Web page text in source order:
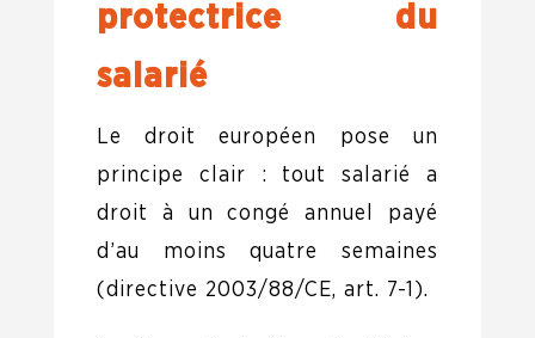
protectrice du
salarié
Le droit européen pose un
principe clair : tout salarié a
droit à un congé annuel payé
d’au moins quatre semaines
(directive 2003/88/CE, art. 7-1).